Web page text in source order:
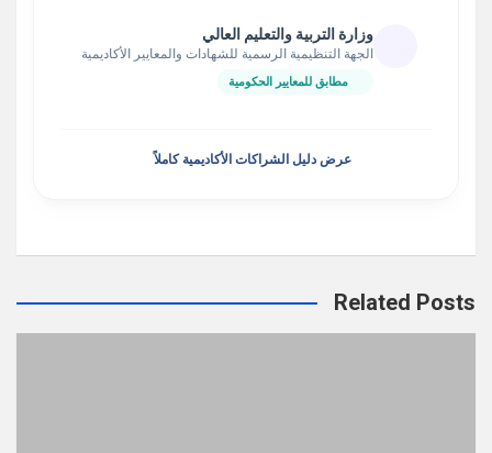
وزارة التربية والتعليم العالي
الجهة التنظيمية الرسمية للشهادات والمعايير الأكاديمية
مطابق للمعايير الحكومية
عرض دليل الشراكات الأكاديمية كاملاً
Related Posts